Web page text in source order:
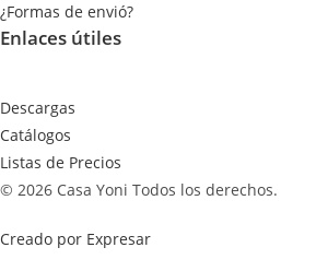
¿Formas de envió?
Enlaces útiles
Descargas
Catálogos
Listas de Precios
© 2026 Casa Yoni Todos los derechos.
Creado por Expresar